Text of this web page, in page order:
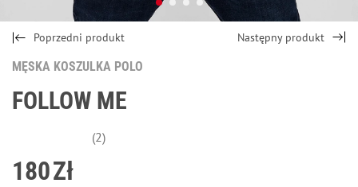
Poprzedni produkt Następny produkt
MĘSKA KOSZULKA POLO
FOLLOW ME
(2)
180Zł